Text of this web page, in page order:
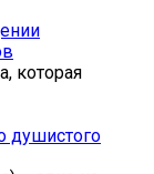
которая
душистого